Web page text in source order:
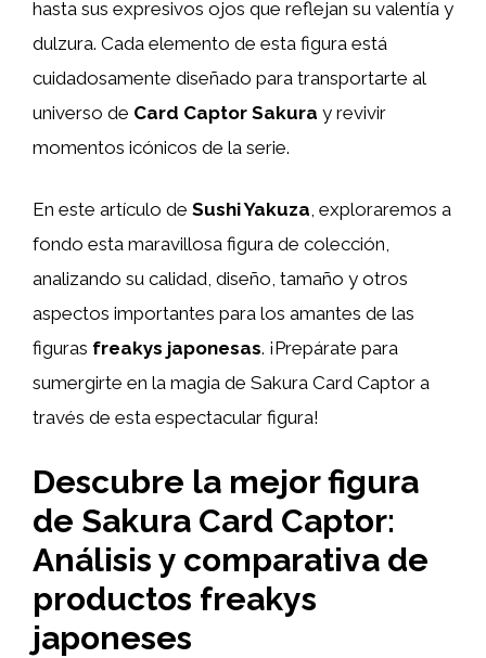
hasta sus expresivos ojos que reflejan su valentía y
dulzura. Cada elemento de esta figura está
cuidadosamente diseñado para transportarte al
universo de Card Captor Sakura y revivir
momentos icónicos de la serie.
En este artículo de Sushi Yakuza, exploraremos a
fondo esta maravillosa figura de colección,
analizando su calidad, diseño, tamaño y otros
aspectos importantes para los amantes de las
figuras freakys japonesas. ¡Prepárate para
sumergirte en la magia de Sakura Card Captor a
través de esta espectacular figura!
Descubre la mejor figura
de Sakura Card Captor:
Análisis y comparativa de
productos freakys
japoneses